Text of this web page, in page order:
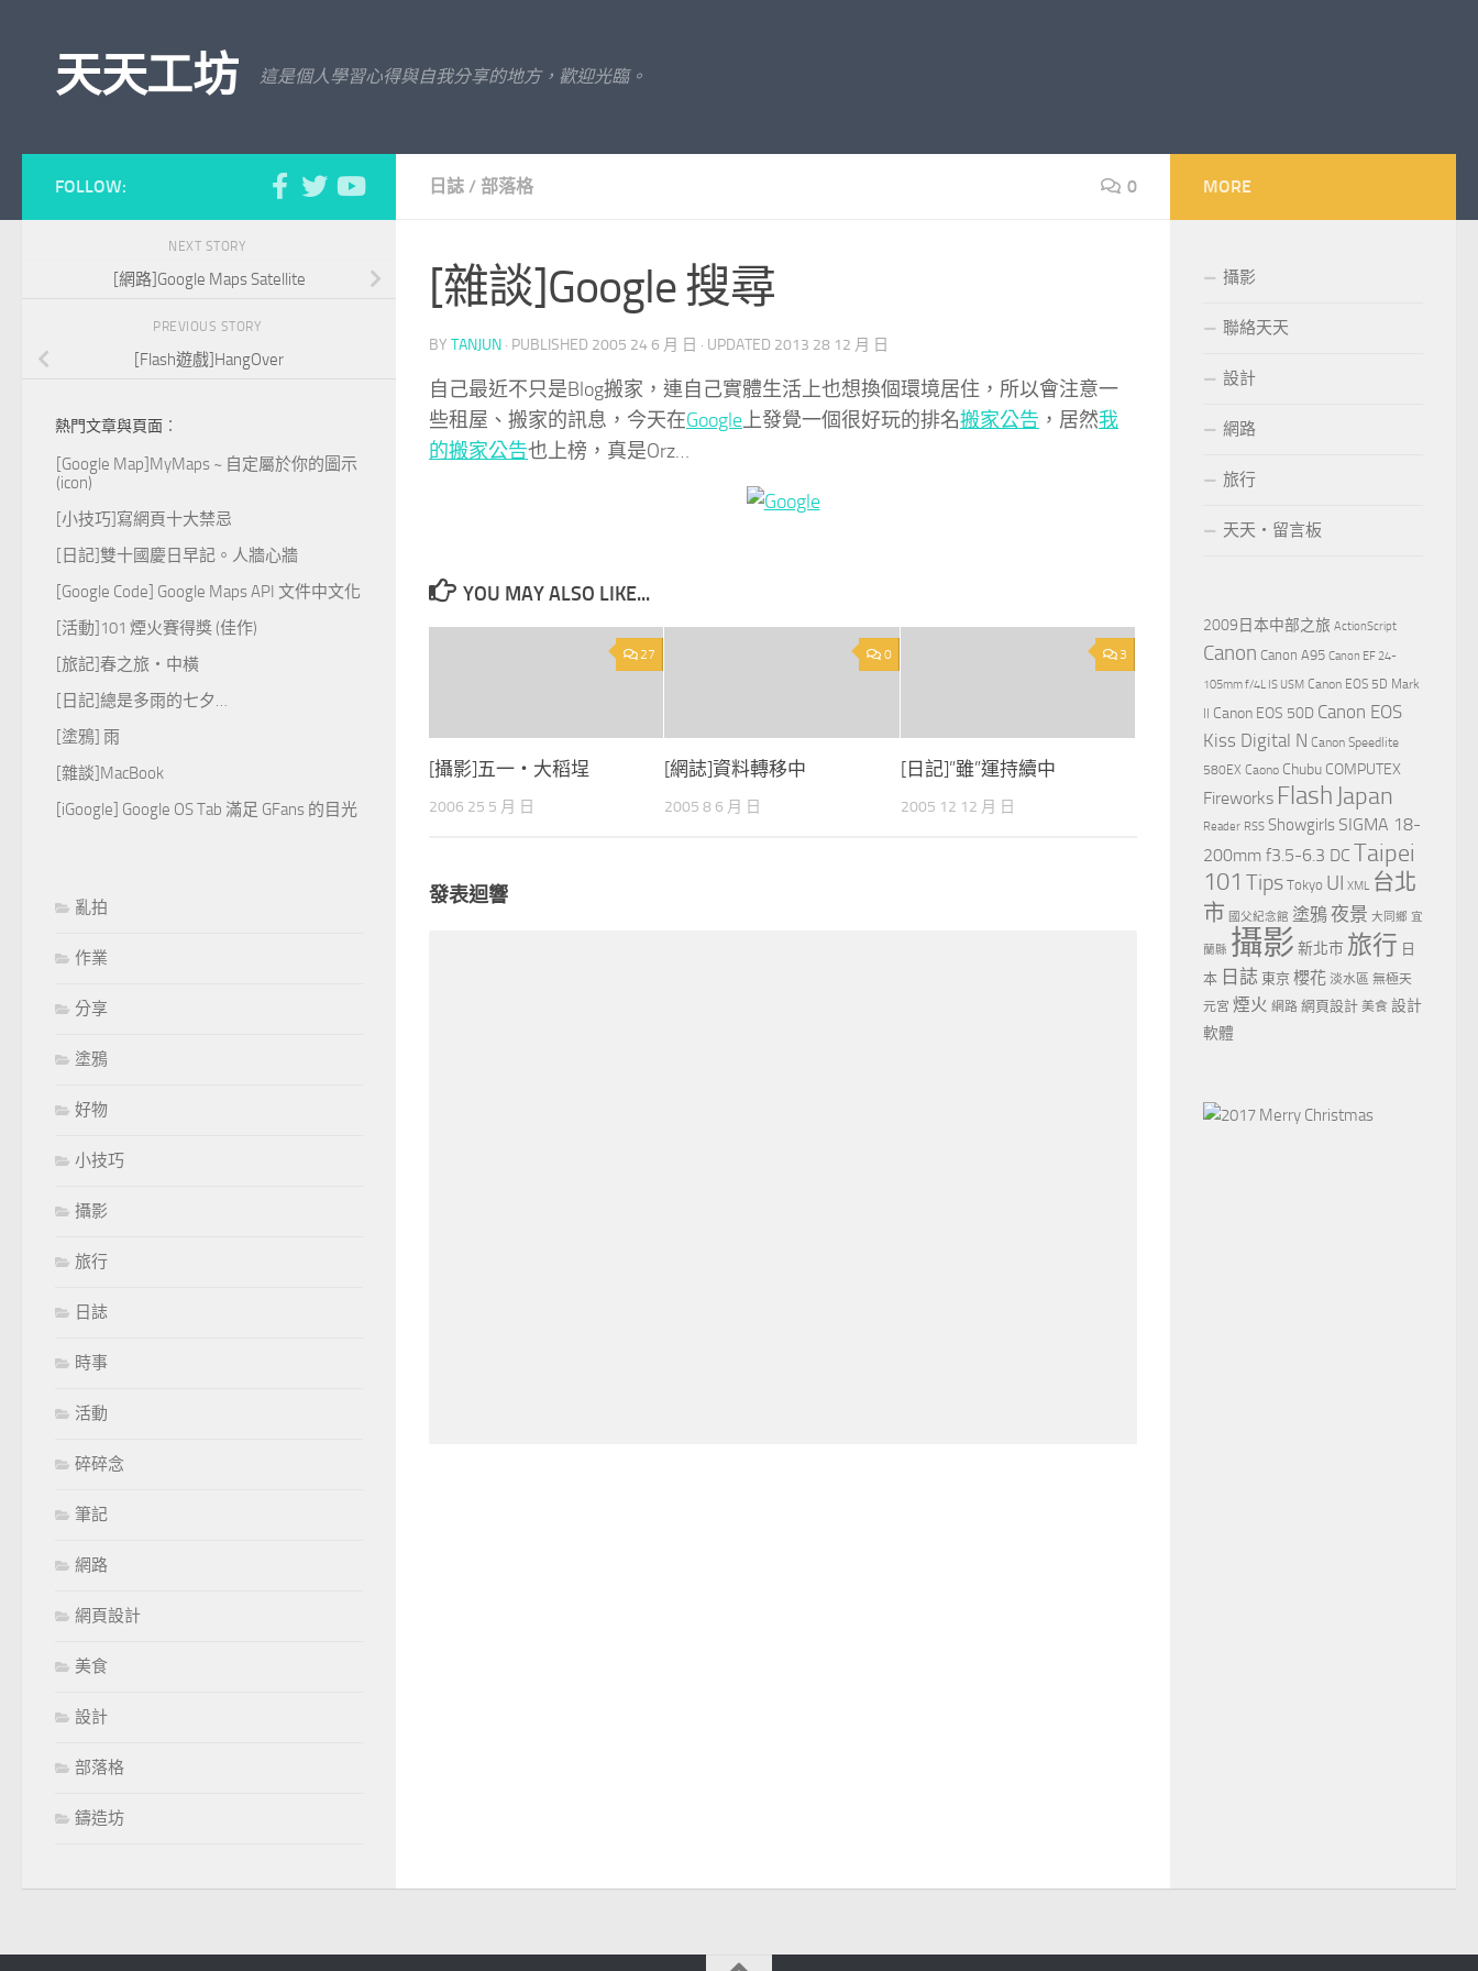
天天工坊 這是個人學習心得與自我分享的地方，歡迎光臨。
日誌 / 部落格 0
[雜談]Google 搜尋
BY TANJUN · PUBLISHED 2005 24 6 月 日 · UPDATED 2013 28 12 月 日
自己最近不只是Blog搬家，連自己實體生活上也想換個環境居住，所以會注意一
些租屋、搬家的訊息，今天在Google上發覺一個很好玩的排名搬家公告 ，居然我
的搬家公告也上榜，真是Orz…
YOU MAY ALSO LIKE...
27
[攝影]五一‧大稻埕
2006 25 5 月 日
0
[網誌]資料轉移中
2005 8 6 月 日
3
[日記]”雖”運持續中
2005 12 12 月 日
發表迴響
FOLLOW:
NEXT STORY
[網路]Google Maps Satellite
PREVIOUS STORY
[Flash遊戲]HangOver
熱門文章與頁面︰
[Google Map]MyMaps ~ 自定屬於你的圖示
(icon)
[小技巧]寫網頁十大禁忌
[日記]雙十國慶日早記。人牆心牆
[Google Code] Google Maps API 文件中文化
[活動]101 煙火賽得獎 (佳作)
[旅記]春之旅‧中橫
[日記]總是多雨的七夕…
[塗鴉] 雨
[雜談]MacBook
[iGoogle] Google OS Tab 滿足 GFans 的目光
亂拍
作業
分享
塗鴉
好物
小技巧
攝影
旅行
日誌
時事
活動
碎碎念
筆記
網路
網頁設計
美食
設計
部落格
鑄造坊
MORE
攝影
聯絡天天
設計
網路
旅行
天天‧留言板
2009日本中部之旅 ActionScript
Canon Canon A95 Canon EF 24-
105mm f/4L IS USM Canon EOS 5D Mark
Canon EOS 50D Canon EOS
Kiss Digital N Canon Speedlite
580EX Caono Chubu COMPUTEX
Fireworks Flash Japan
Reader RSS Showgirls SIGMA 18-
200mm f3.5-6.3 DC Taipei
101 Tips Tokyo UI XML 台北
市 國父紀念館 塗鴉夜景 大同鄉 宜
蘭縣 攝影 新北市 旅行 日
本 日誌 東京 櫻花 淡水區 無極天
元宮 煙火 網路 網頁設計 美食 設計
軟體